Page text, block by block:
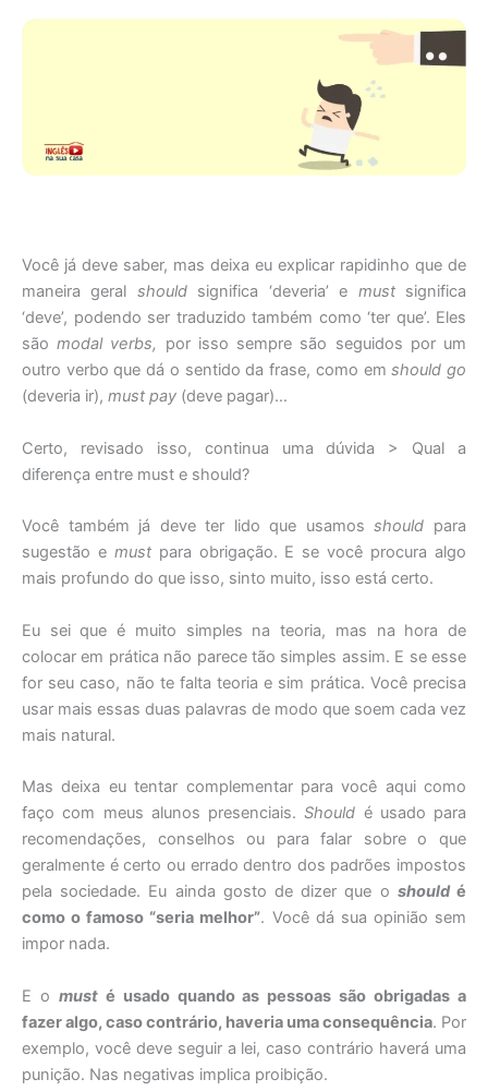
Você já deve saber, mas deixa eu explicar rapidinho que de
maneira geral shouldsignifica ‘deveria’ e mustsignifica
‘deve’, podendo ser traduzido também como ‘ter que’. Eles
sãomodal verbs, por isso sempre são seguidos por um
outro verbo que dá o sentido da frase, como emshould go
(deveria ir), must pay (deve pagar)…
Certo, revisado isso, continua uma dúvida > Qual a
diferença entre must e should?
Você também já deve ter lido que usamosshould para
sugestão e mustpara obrigação. E se você procura algo
mais profundo do que isso, sinto muito, isso está certo.
Eu sei que é muito simples na teoria, mas na hora de
colocar em prática não parece tão simples assim. E se esse
for seu caso, não te falta teoria e sim prática. Você precisa
usar mais essas duas palavras de modo que soem cada vez
mais natural.
Mas deixa eu tentar complementar para você aqui como
faço com meus alunos presenciais.Should é usado para
recomendações, conselhos ou para falar sobre o que
geralmente é certo ou errado dentro dos padrões impostos
pela sociedade. Eu ainda gosto de dizer que o shouldé
como o famoso “seria melhor”. Você dá sua opinião sem
impor nada.
E o must é usado quando as pessoas são obrigadas a
fazer algo, caso contrário, haveria uma consequência. Por
exemplo, você deve seguir a lei, caso contrário haverá uma
punição. Nas negativas implica proibição.